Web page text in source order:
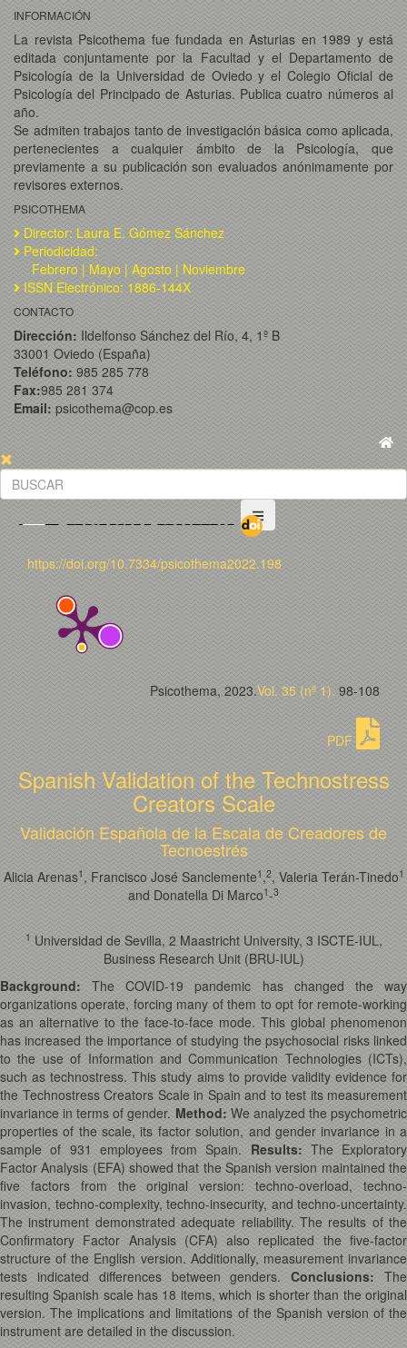
INFORMACIÓN
La revista Psicothema fue fundada en Asturias en 1989 y está
editada conjuntamente por la Facultad y el Departamento de
Psicología de la Universidad de Oviedo y el Colegio Oficial de
Psicología del Principado de Asturias. Publica cuatro números al
año.
Se admiten trabajos tanto de investigación básica como aplicada,
pertenecientes a cualquier ámbito de la Psicología, que
previamente a su publicación son evaluados anónimamente por
revisores externos.
PSICOTHEMA
Director: Laura E. Gómez Sánchez
Periodicidad:
Febrero | Mayo | Agosto | Noviembre
ISSN Electrónico: 1886-144X
CONTACTO
Dirección: Ildelfonso Sánchez del Río, 4, 1º B
33001 Oviedo (España)
Teléfono: 985 285 778
Fax:985 281 374
Email: psicothema@cop.es
https://doi.org/10.7334/psicothema2022.198
Psicothema, 2023.Vol. 35 (nº 1). 98-108
PDF
Spanish Validation of the Technostress
Creators Scale
Validación Española de la Escala de Creadores de
Tecnoestrés
Alicia Arenas1 , Francisco José Sanclemente1 ,2, Valeria Terán-Tinedo1
and Donatella Di Marco1-3
1 Universidad de Sevilla, 2 Maastricht University, 3 ISCTE-IUL,
Business Research Unit (BRU-IUL)
Background:The COVID-19 pandemic has changed the way
organizations operate, forcing many of them to opt for remote-working
as an alternative to the face-to-face mode. This global phenomenon
has increased the importance of studying the psychosocial risks linked
to the use of Information and Communication Technologies (ICTs),
such as technostress. This study aims to provide validity evidence for
the Technostress Creators Scale in Spain and to test its measurement
invariance in terms of gender. Method: We analyzed the psychometric
properties of the scale, its factor solution, and gender invariance in a
sample of 931 employees from Spain. Results: The Exploratory
Factor Analysis (EFA) showed that the Spanish version maintained the
five factors from the original version: techno-overload, techno-
invasion, techno-complexity, techno-insecurity, and techno-uncertainty.
The instrument demonstrated adequate reliability. The results of the
Confirmatory Factor Analysis (CFA) also replicated the five-factor
structure of the English version. Additionally, measurement invariance
tests indicated differences between genders.Conclusions:The
resulting Spanish scale has 18 items, which is shorter than the original
version. The implications and limitations of the Spanish version of the
instrument are detailed in the discussion.